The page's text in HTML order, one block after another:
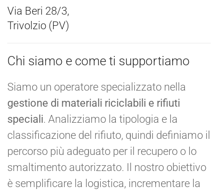
Via Beri 28/3,
Trivolzio (PV)
Chi siamo e come ti supportiamo
Siamo un operatore specializzato nella
gestione di materiali riciclabili e rifiuti
speciali. Analizziamo la tipologia e la
classificazione del rifiuto, quindi definiamo il
percorso più adeguato per il recupero o lo
smaltimento autorizzato. Il nostro obiettivo
è semplificare la logistica, incrementare la